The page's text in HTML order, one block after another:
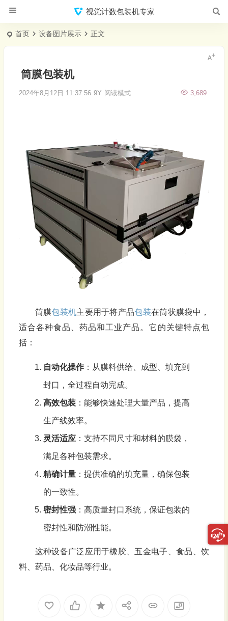
视觉计数包装机专家
首页 设备图片展示 正文
筒膜包装机
2024年8月12日 11:37:56 9Y 3,689
阅读模式
筒膜包装机主要用于将产品包装在筒状膜袋中，
适合各种食品、药品和工业产品。它的关键特点包
括：
自动化操作：从膜料供给、成型、填充到
封口，全过程自动完成。
高效包装：能够快速处理大量产品，提高
生产线效率。
灵活适应：支持不同尺寸和材料的膜袋，
满足各种包装需求。
精确计量：提供准确的填充量，确保包装
的一致性。
密封性强：高质量封口系统，保证包装的
密封性和防潮性能。
这种设备广泛应用于橡胶、五金电子、食品、饮
料、药品、化妆品等行业。